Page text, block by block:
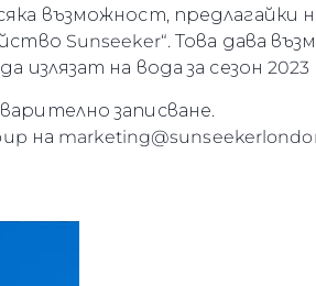
възможност, предлагайки
Sunseeker“. Това дава
на вода за сезон 2023
записване.
на